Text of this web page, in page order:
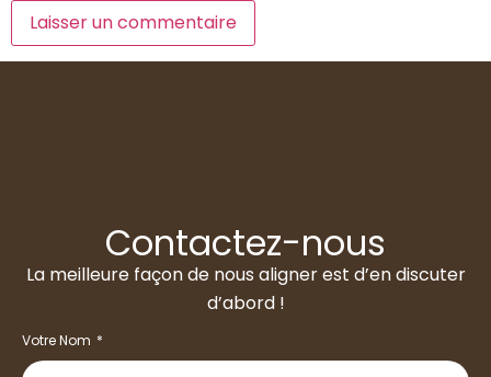
Contactez-nous
La meilleure façon de nous aligner est d’en discuter
d’abord !
Votre Nom